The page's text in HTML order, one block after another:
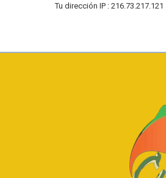
Tu dirección IP : 216.73.217.121